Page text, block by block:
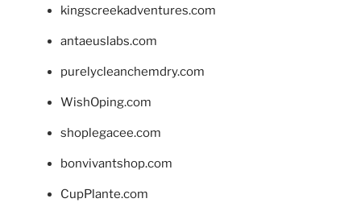
kingscreekadventures.com
antaeuslabs.com
purelycleanchemdry.com
WishOping.com
shoplegacee.com
bonvivantshop.com
CupPlante.com